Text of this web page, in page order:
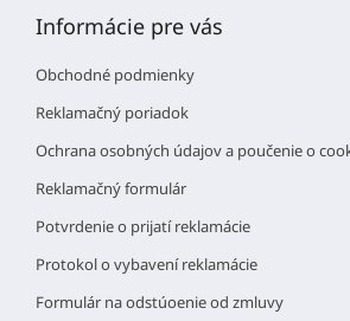
Informácie pre vás
Obchodné podmienky
Reklamačný poriadok
Ochrana osobných údajov a poučenie o
Reklamačný formulár
Potvrdenie o prijatí reklamácie
Protokol o vybavení reklamácie
Formulár na odstúoenie od zmluvy